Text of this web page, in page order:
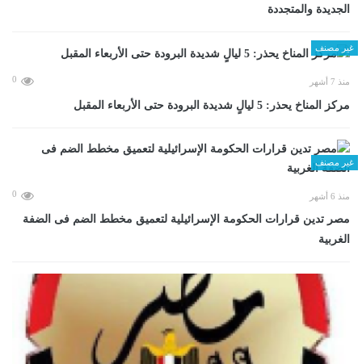
الجديدة والمتجددة
غير مصنف
منذ 7 أشهر 0
مركز المناخ يحذر: 5 ليالٍ شديدة البرودة حتى الأربعاء المقبل
غير مصنف
منذ 6 أشهر 0
مصر تدين قرارات الحكومة الإسرائيلية لتعميق مخطط الضم فى الضفة
الغربية